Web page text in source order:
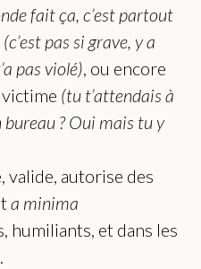
fait ça, c’est partout
(c’est pas si grave, y a
pas violé), ou encore
victime (tu t’attendais à
? Oui mais tu y
valide, autorise des
a minima
humiliants, et dans les